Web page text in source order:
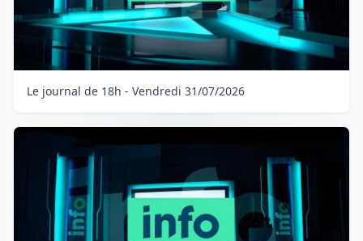
Le journal de 18h - Vendredi 31/07/2026